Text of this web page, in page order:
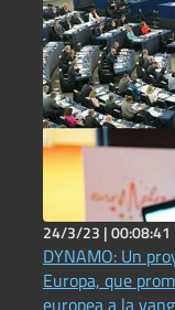
24/3/23 |00:08:41
DYNAMO: Un
Europa, que
europea a la